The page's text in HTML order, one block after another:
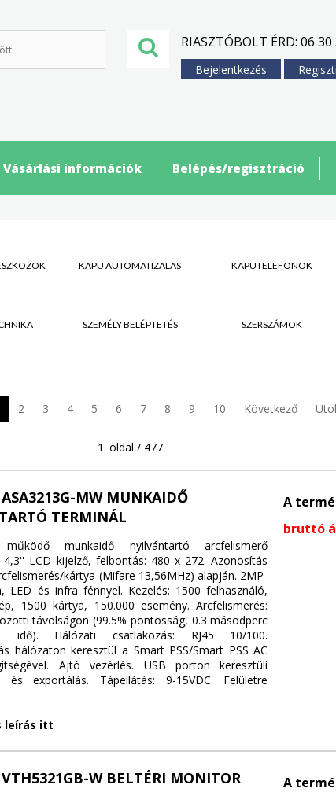
RIASZTÓBOLT ÉRD: 06
Bejelentkezés
Vásárlási információk Belépés/regisztráció
KAPU AUTOMATIZÁLÁS KAPUTELEFONOK
SZEMÉLY BELÉPTETÉS SZERSZÁMOK
2 3 4 5 6 7 8 9 10 Következő
1. oldal / 477
MW MUNKAIDŐ
TERMINÁL
működő munkaidő nyilvántartó arcfelismerő
4,3'' LCD kijelző, felbontás: 480 x 272. Azonosítás
kártya (Mifare 13,56MHz) alapján. 2MP-
LED és infra fénnyel. Kezelés: 1500 felhasználó,
1500 kártya, 150.000 esemény. Arcfelismerés:
távolságon (99.5% pontosság, 0.3 másodperc
idő). Hálózati csatlakozás: RJ45 10/100.
hálózaton keresztül a Smart PSS/Smart PSS AC
Ajtó vezérlés. USB porton keresztüli
és exportálás. Tápellátás: 9-15VDC. Felületre
leírás itt
A
bruttó
W BELTÉRI MONITOR
A